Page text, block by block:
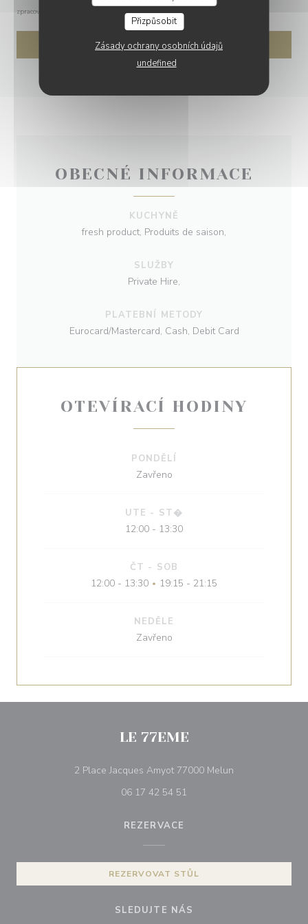
Přizpůsobit
Zásady ochrany osobních údajů
undefined
zpracování vašich údajů si přečtěte našezásady ochrany osobních údajů
OBECNÉ INFORMACE
KUCHYNĚ
fresh product, Produits de saison,
SLUŽBY
Private Hire,
PLATEBNÍ METODY
Eurocard/Mastercard, Cash, Debit Card
OTEVÍRACÍ HODINY
PONDĚLÍ
Zavřeno
UTE - ST�
12:00 - 13:30
ČT - SOB
12:00 - 13:30 • 19:15 - 21:15
NEDĚLE
Zavřeno
LE 77EME
2 Place Jacques Amyot 77000 Melun
06 17 42 54 51
REZERVACE
REZERVOVAT STŮL
SLEDUJTE NÁS